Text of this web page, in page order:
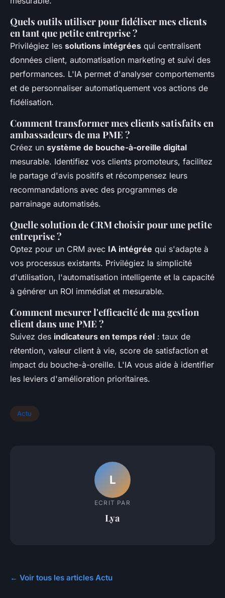
Quels outils utiliser pour fidéliser mes clients
en tant que petite entreprise ?
Privilégiez les solutions intégrées qui centralisent
données client, automatisation marketing et suivi des
performances. L'IA permet d'analyser comportements
et de personnaliser automatiquement vos actions de
fidélisation.
Comment transformer mes clients satisfaits en
ambassadeurs de ma PME ?
Créez un système de bouche-à-oreille digital
mesurable. Identifiez vos clients promoteurs, facilitez
le partage d'avis positifs et récompensez leurs
recommandations avec des programmes de
parrainage automatisés.
Quelle solution de CRM choisir pour une petite
entreprise ?
Optez pour un CRM avec IA intégrée qui s'adapte à
vos processus existants. Privilégiez la simplicité
d'utilisation, l'automatisation intelligente et la capacité
à générer un ROI immédiat et mesurable.
Comment mesurer l'efficacité de ma gestion
client dans une PME ?
Suivez des indicateurs en temps réel : taux de
rétention, valeur client à vie, score de satisfaction et
impact du bouche-à-oreille. L'IA vous aide à identifier
les leviers d'amélioration prioritaires.
Actu
L
ECRIT PAR
Lya
← Voir tous les articles Actu